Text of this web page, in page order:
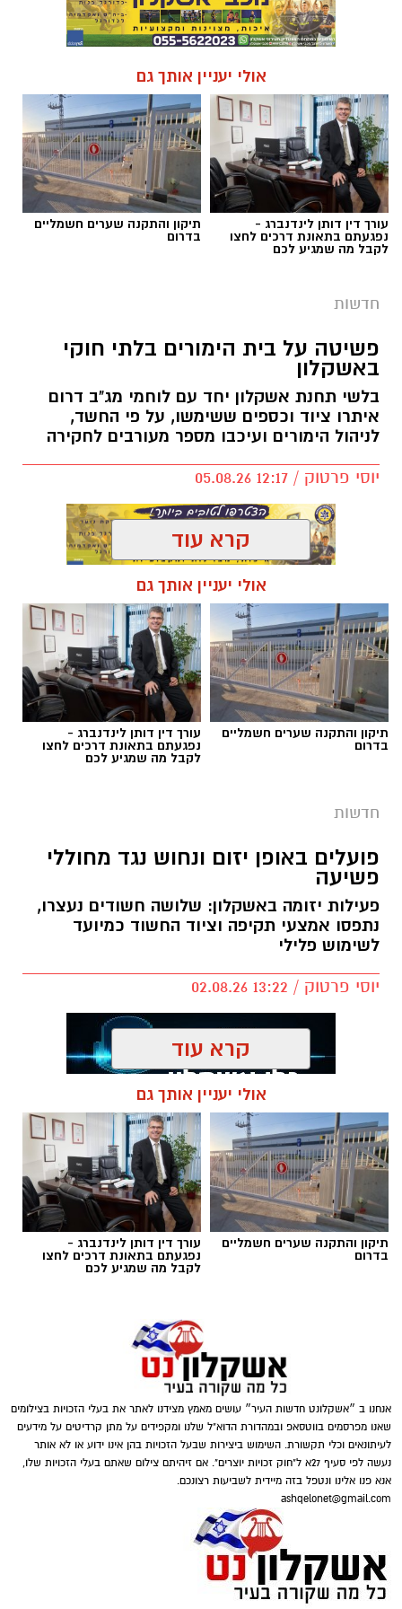
אולי יעניין אותך גם
עורך דין דותן לינדנברג -
נפגעתם בתאונת דרכים לחצו
לקבל מה שמגיע לכם
תיקון והתקנה שערים חשמליים
בדרום
חדשות
פשיטה על בית הימורים בלתי חוקי
באשקלון
בלשי תחנת אשקלון יחד עם לוחמי מג"ב דרום
איתרו ציוד וכספים ששימשו, על פי החשד,
לניהול הימורים ועיכבו מספר מעורבים לחקירה
יוסי פרטוק / 12:17 05.08.26
תגים:פשיטה על בית הימורים
דוברות המשטרה
במהלך פעילות יזומה של בלשי תחנת אשקלון
בשיתוף לוחמי מג"ב דרום, בוצע חיפוש במבנה
בעיר אשקלון בעקבות חשד להפעלת מקום
הימורים בלתי חוקי.
במהלך הפעילות נכנסו הכוחות למקום, שבו אותרו
מספר חשודים אשר על פי החשד השתתפו
במשחקי הימורים. בחיפוש שבוצע נתפסו מוצגים
שונים ששימשו, על פי החשד, לניהול ולהפעלת
הימורים בלתי חוקיים, ובהם מחשב ששימש
להפעלת משחקי בינגו, כרטיסי בינגו וכספים
במטבעות שונים.
בנוסף, נתפסו סכומי כסף במזומן, המחאות וציוד
נוסף הקשור, על פי החשד, להפעלת המקום.
במסגרת הפעילות עוכבו לחקירה מפעילת המקום,
מחזיק המקום ושני משתתפים נוספים שנכחו
קרא עוד
אולי יעניין אותך גם
תיקון והתקנה שערים חשמליים
בדרום
עורך דין דותן לינדנברג -
נפגעתם בתאונת דרכים לחצו
לקבל מה שמגיע לכם
חדשות
פועלים באופן יזום ונחוש נגד מחוללי
פשיעה
פעילות יזומה באשקלון: שלושה חשודים נעצרו,
נתפסו אמצעי תקיפה וציוד החשוד כמיועד
לשימוש פלילי
יוסי פרטוק / 13:22 02.08.26
תגים:נגד מחוללי פשיעה
דוברות המשטרה
במסגרת פעילות יזומה של בלשי יחידת יל"פ
אשקלון נגד מחוללי פשיעה בעיר, זוהה רכב ובו
מספר חשודים. הבלשים ביצעו מעקב אחר הרכב,
ולאחר זמן קצר עצרו אותו לבדיקת יושביו.
במהלך החיפוש נתפס בתיק שנשא אחד החשודים
קרא עוד
אולי יעניין אותך גם
תיקון והתקנה שערים חשמליים
בדרום
עורך דין דותן לינדנברג -
נפגעתם בתאונת דרכים לחצו
לקבל מה שמגיע לכם
אנחנו ב ״אשקלונט חדשות העיר״ עושים מאמץ מצידנו לאתר את בעלי הזכויות בצילומים
שאנו מפרסמים בווטסאפ ובמהדורת הדוא"ל שלנו ומקפידים על מתן קרדיטים על מידעים
לעיתונאים וכלי תקשורת. השימוש ביצירות שבעל הזכויות בהן אינו ידוע או לא אותר
נעשה לפי סעיף 27א ל"חוק זכויות יוצרים". אם זיהיתם צילום שאתם בעלי הזכויות שלו,
אנא פנו אלינו ונטפל בזה מיידית לשביעות רצונכם.
ashqelonet@gmail.com